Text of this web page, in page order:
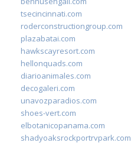
tsecincinnati.com
roderconstructiongroup.com
plazabatai.com
hawkscayresort.com
hellonquads.com
diarioanimales.com
decogaleri.com
unavozparadios.com
shoes-vert.com
elbotanicopanama.com
shadyoaksrockportrvpark.com